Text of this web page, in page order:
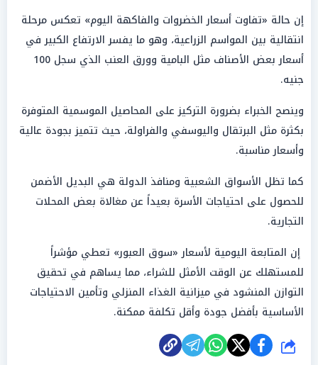
إن حالة «تفاوت أسعار الخضروات والفاكهة اليوم» تعكس مرحلة
انتقالية بين المواسم الزراعية، وهو ما يفسر الارتفاع الكبير في
أسعار بعض الأصناف مثل البامية وورق العنب الذي سجل 100
جنيه.
وينصح الخبراء بضرورة التركيز على المحاصيل الموسمية المتوفرة
بكثرة مثل البرتقال واليوسفي والفراولة، حيث تتميز بجودة عالية
وأسعار مناسبة.
كما تظل الأسواق الشعبية ومنافذ الدولة هي البديل الأضمن
للحصول على احتياجات الأسرة بعيداً عن مغالاة بعض المحلات
التجارية.
إن المتابعة اليومية لأسعار «سوق العبور» تعطي مؤشراً
للمستهلك عن الوقت الأمثل للشراء، مما يساهم في تحقيق
التوازن المنشود في ميزانية الغذاء المنزلي وتأمين الاحتياجات
الأساسية بأفضل جودة وأقل تكلفة ممكنة.
شارك